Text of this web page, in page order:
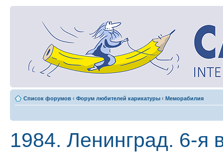
Список форумов ‹ Форум любителей карикатуры ‹ Меморабилия
1984. Ленинград. 6-я